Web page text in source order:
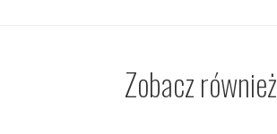
Zobacz również